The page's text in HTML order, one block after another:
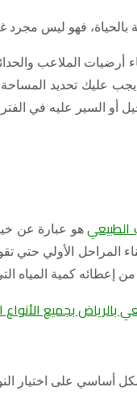
بالحياة، فهو ليس
الملاعب
يجب عليك تحديد
أو السير عليه في
هو عبارة عن
إعطائه كمية المياه
بالرياض بجميع الأنواع
أساسي على اختيار